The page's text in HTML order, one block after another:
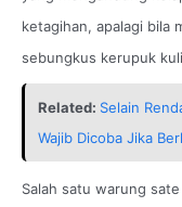
ketagihan, apalagi bila
sebungkus kerupuk
Related: Selain
Wajib Dicoba Jika
Salah satu warung